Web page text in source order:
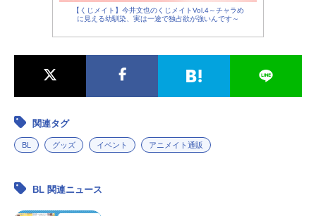
【くじメイト】今井文也のくじメイトVol.4～チャラめ
に見える幼馴染、実は一途で独占欲が強いんです～
関連タグ
BL グッズ イベント アニメイト通販
BL 関連ニュース